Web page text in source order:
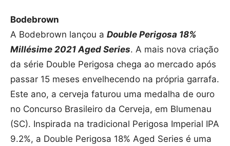
Bodebrown
A Bodebrown lançou a Double Perigosa 18%
Millésime 2021 Aged Series. A mais nova criação
da série Double Perigosa chega ao mercado após
passar 15 meses envelhecendo na própria garrafa.
Este ano, a cerveja faturou uma medalha de ouro
no Concurso Brasileiro da Cerveja, em Blumenau
(SC). Inspirada na tradicional Perigosa Imperial IPA
9.2%, a Double Perigosa 18% Aged Series é uma